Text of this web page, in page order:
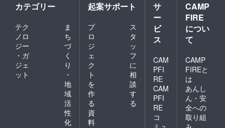
カテゴリー
テク
ノロ
ジー
・ガ
ジェ
ット
ま
ち
づ
く
り
・
地
域
活
性
化
起案サポート
プ
ロ
ジ
ェ
ク
ト
を
作
る
ス
タ
ッ
フ
に
相
談
す
る
資
料
サ
ー
ビ
ス
CAM
PFI
RE
CAM
PFI
RE
コ
CAMP
FIRE
につい
て
CAMP
FIREと
は
あんし
ん・安
全への
取り組